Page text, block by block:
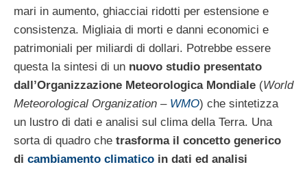
mari in aumento, ghiacciai ridotti per estensione e
consistenza. Migliaia di morti e danni economici e
patrimoniali per miliardi di dollari. Potrebbe essere
questa la sintesi di un nuovo studio presentato
dall’Organizzazione Meteorologica Mondiale (World
Meteorological Organization – WMO) che sintetizza
un lustro di dati e analisi sul clima della Terra. Una
sorta di quadro che trasforma il concetto generico
di cambiamento climatico in dati ed analisi